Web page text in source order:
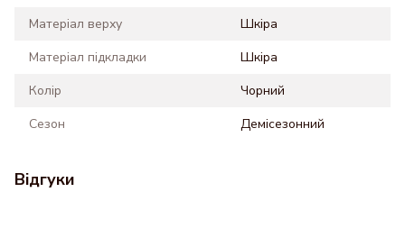
Матеріал верху
Шкіра
Матеріал підкладки
Шкіра
Колір
Чорний
Сезон
Демісезонний
Відгуки